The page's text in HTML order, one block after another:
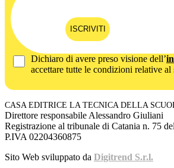
ISCRIVITI
Dichiaro di avere preso visione dell’
accettare tutte le condizioni relative
CASA EDITRICE LA TECNICA DELLA
Direttore responsabile Alessandro Giuliani
Registrazione al tribunale di Catania n. 75
P.IVA 02204360875
Sito Web sviluppato da Digitrend S.r.l.